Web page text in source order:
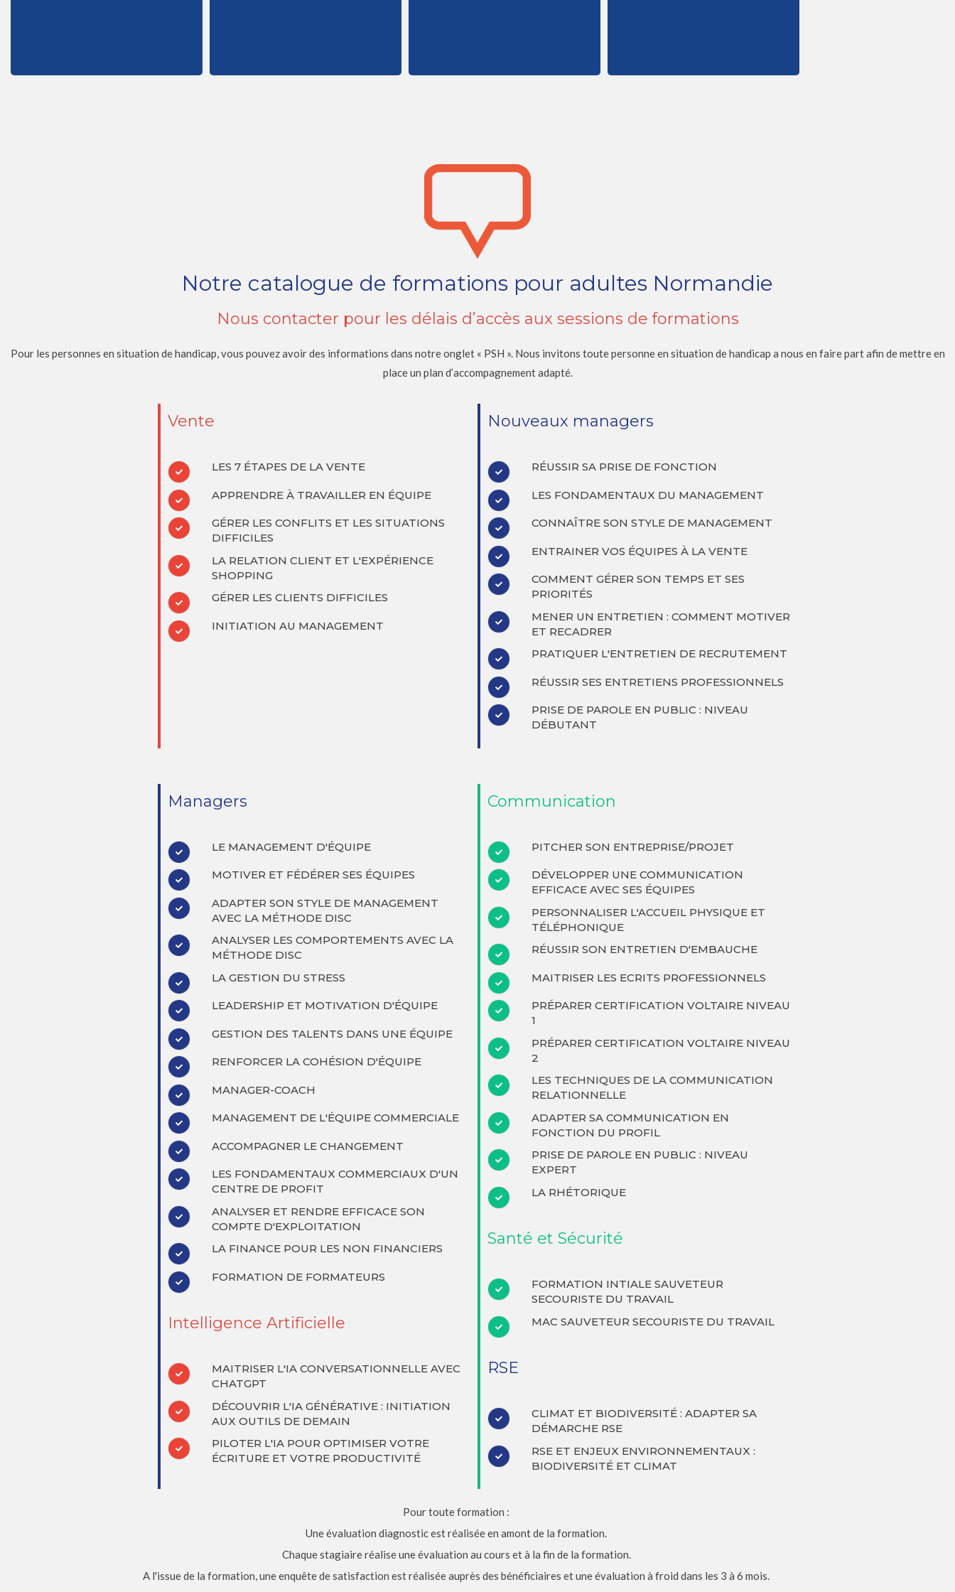
Notre catalogue de formations pour adultes Normandie
Nous contacter pour les délais d’accès aux sessions de formations
Pour les personnes en situation de handicap, vous pouvez avoir des informations dans notre onglet « PSH ». Nous invitons toute personne en situation de handicap a nous en faire part afin de mettre en
place un plan d’accompagnement adapté.
Vente
LES 7 ÉTAPES DE LA VENTE
APPRENDRE À TRAVAILLER EN ÉQUIPE
GÉRER LES CONFLITS ET LES SITUATIONS
DIFFICILES
LA RELATION CLIENT ET L'EXPÉRIENCE
SHOPPING
GÉRER LES CLIENTS DIFFICILES
INITIATION AU MANAGEMENT
Nouveaux managers
RÉUSSIR SA PRISE DE FONCTION
LES FONDAMENTAUX DU MANAGEMENT
CONNAÎTRE SON STYLE DE MANAGEMENT
ENTRAINER VOS ÉQUIPES À LA VENTE
COMMENT GÉRER SON TEMPS ET SES
PRIORITÉS
MENER UN ENTRETIEN : COMMENT MOTIVER
ET RECADRER
PRATIQUER L'ENTRETIEN DE RECRUTEMENT
RÉUSSIR SES ENTRETIENS PROFESSIONNELS
PRISE DE PAROLE EN PUBLIC : NIVEAU
DÉBUTANT
Managers
LE MANAGEMENT D'ÉQUIPE
MOTIVER ET FÉDÉRER SES ÉQUIPES
ADAPTER SON STYLE DE MANAGEMENT
AVEC LA MÉTHODE DISC
ANALYSER LES COMPORTEMENTS AVEC LA
MÉTHODE DISC
LA GESTION DU STRESS
LEADERSHIP ET MOTIVATION D'ÉQUIPE
GESTION DES TALENTS DANS UNE ÉQUIPE
RENFORCER LA COHÉSION D'ÉQUIPE
MANAGER-COACH
MANAGEMENT DE L'ÉQUIPE COMMERCIALE
ACCOMPAGNER LE CHANGEMENT
LES FONDAMENTAUX COMMERCIAUX D'UN
CENTRE DE PROFIT
ANALYSER ET RENDRE EFFICACE SON
COMPTE D'EXPLOITATION
LA FINANCE POUR LES NON FINANCIERS
FORMATION DE FORMATEURS
Intelligence Artificielle
MAITRISER L'IA CONVERSATIONNELLE AVEC
CHATGPT
DÉCOUVRIR L'IA GÉNÉRATIVE : INITIATION
AUX OUTILS DE DEMAIN
PILOTER L'IA POUR OPTIMISER VOTRE
ÉCRITURE ET VOTRE PRODUCTIVITÉ
Communication
PITCHER SON ENTREPRISE/PROJET
DÉVELOPPER UNE COMMUNICATION
EFFICACE AVEC SES ÉQUIPES
PERSONNALISER L'ACCUEIL PHYSIQUE ET
TÉLÉPHONIQUE
RÉUSSIR SON ENTRETIEN D'EMBAUCHE
MAITRISER LES ECRITS PROFESSIONNELS
PRÉPARER CERTIFICATION VOLTAIRE NIVEAU
1
PRÉPARER CERTIFICATION VOLTAIRE NIVEAU
2
LES TECHNIQUES DE LA COMMUNICATION
RELATIONNELLE
ADAPTER SA COMMUNICATION EN
FONCTION DU PROFIL
PRISE DE PAROLE EN PUBLIC : NIVEAU
EXPERT
LA RHÉTORIQUE
Santé et Sécurité
FORMATION INTIALE SAUVETEUR
SECOURISTE DU TRAVAIL
MAC SAUVETEUR SECOURISTE DU TRAVAIL
RSE
CLIMAT ET BIODIVERSITÉ : ADAPTER SA
DÉMARCHE RSE
RSE ET ENJEUX ENVIRONNEMENTAUX :
BIODIVERSITÉ ET CLIMAT
Pour toute formation :
Une évaluation diagnostic est réalisée en amont de la formation.
Chaque stagiaire réalise une évaluation au cours et à la fin de la formation.
A l'issue de la formation, une enquête de satisfaction est réalisée auprès des bénéficiaires et une évaluation à froid dans les 3 à 6 mois.